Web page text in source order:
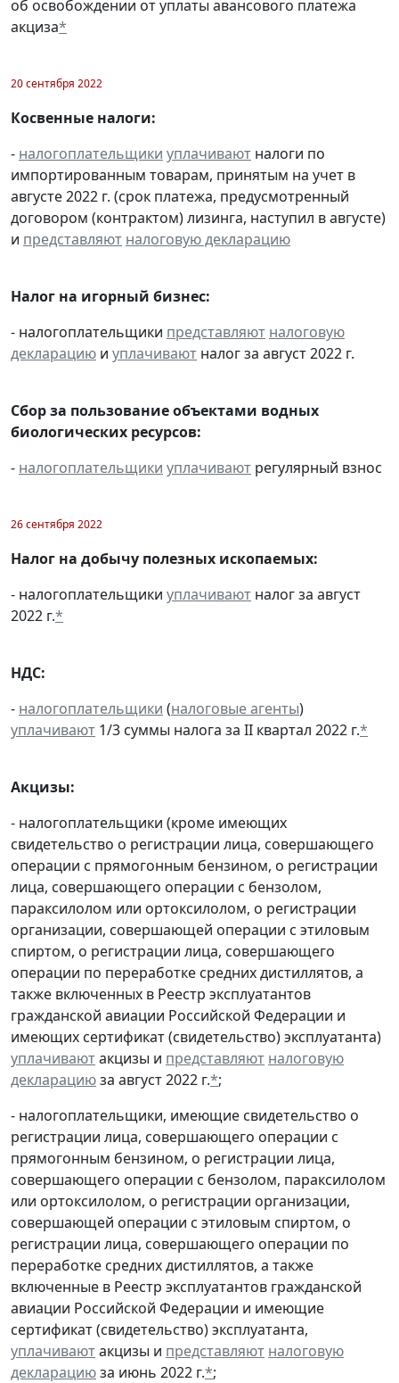
об освобождении от уплаты авансового платежа
акциза*
20 сентября 2022
Косвенные налоги:
- налогоплательщики уплачивают налоги по
импортированным товарам, принятым на учет в
августе 2022 г. (срок платежа, предусмотренный
договором (контрактом) лизинга, наступил в августе)
и представляют налоговую декларацию
Налог на игорный бизнес:
- налогоплательщики представляют налоговую
декларацию и уплачивают налог за август 2022 г.
Сбор за пользование объектами водных
биологических ресурсов:
- налогоплательщики уплачивают регулярный взнос
26 сентября 2022
Налог на добычу полезных ископаемых:
- налогоплательщики уплачивают налог за август
2022 г.*
НДС:
- налогоплательщики (налоговые агенты)
уплачивают 1/3 суммы налога за II квартал 2022 г.*
Акцизы:
- налогоплательщики (кроме имеющих
свидетельство о регистрации лица, совершающего
операции с прямогонным бензином, о регистрации
лица, совершающего операции с бензолом,
параксилолом или ортоксилолом, о регистрации
организации, совершающей операции с этиловым
спиртом, о регистрации лица, совершающего
операции по переработке средних дистиллятов, а
также включенных в Реестр эксплуатантов
гражданской авиации Российской Федерации и
имеющих сертификат (свидетельство) эксплуатанта)
уплачиваютакцизы и представляют налоговую
декларациюза август 2022 г.*;
- налогоплательщики, имеющие свидетельство о
регистрации лица, совершающего операции с
прямогонным бензином, о регистрации лица,
совершающего операции с бензолом, параксилолом
или ортоксилолом, о регистрации организации,
совершающей операции с этиловым спиртом, о
регистрации лица, совершающего операции по
переработке средних дистиллятов, а также
включенные в Реестр эксплуатантов гражданской
авиации Российской Федерации и имеющие
сертификат (свидетельство) эксплуатанта,
уплачиваютакцизы и представляют налоговую
декларациюза июнь 2022 г.*;